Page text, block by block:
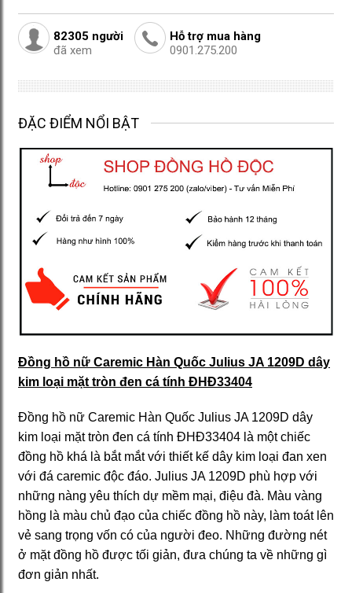
82305 người
đã xem
Hỗ trợ mua hàng
0901.275.200
ĐẶC ĐIỂM NỔI BẬT
Đồng hồ nữ Caremic Hàn Quốc Julius JA 1209D dây
kim loại mặt tròn đen cá tính ĐHĐ33404
Đồng hồ nữ Caremic Hàn Quốc Julius JA 1209D dây
kim loại mặt tròn đen cá tính ĐHĐ33404 là một chiếc
đồng hồ khá là bắt mắt với thiết kế dây kim loại đan xen
với đá caremic độc đáo. Julius JA 1209D phù hợp với
những nàng yêu thích dự mềm mại, điệu đà. Màu vàng
hồng là màu chủ đạo của chiếc đồng hồ này, làm toát lên
vẻ sang trọng vốn có của người đeo. Những đường nét
ở mặt đồng hồ được tối giản, đưa chúng ta về những gì
đơn giản nhất.